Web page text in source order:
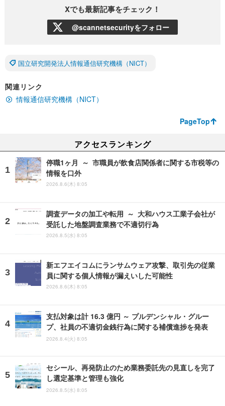
Xでも最新記事をチェック！
@scannetsecurityをフォロー
国立研究開発法人情報通信研究機構（NICT）
関連リンク
情報通信研究機構（NICT）
PageTop
アクセスランキング
停職1ヶ月 ～ 市職員が飲食店関係者に関する市税等の
情報を口外
2026.8.6(木) 8:05
調査データの加工や転用 ～ 大和ハウス工業子会社が
受託した地盤調査業務で不適切行為
2026.8.5(水) 8:05
新エフエイコムにランサムウェア攻撃、取引先の従業
員に関する個人情報が漏えいした可能性
2026.8.6(木) 8:05
支払対象は計 16.3 億円 ～ プルデンシャル・グルー
プ、社員の不適切金銭行為に関する補償進捗を発表
2026.8.4(火) 8:05
セシール、再発防止のため業務委託先の見直しを完了
し選定基準と管理も強化
2026.8.5(水) 8:05